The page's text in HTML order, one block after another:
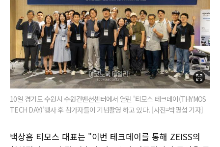
10일 경기도 수원시 수원컨벤션센터에서 열린 '티모스 테크데이(THYMOS
TECH DAY)'행사 후 참가자들이 기념촬영 하고 있다. [사진=박명섭 기자]
백상흠 티모스 대표는 "이번 테크데이를 통해 ZEISS의